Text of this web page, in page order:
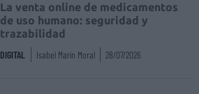
La venta online de medicamentos
de uso humano: seguridad y
trazabilidad
DIGITAL Isabel Marín Moral 28/07/2026